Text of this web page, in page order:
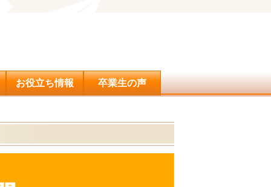
問合せ
お役立ち情報 卒業生の声